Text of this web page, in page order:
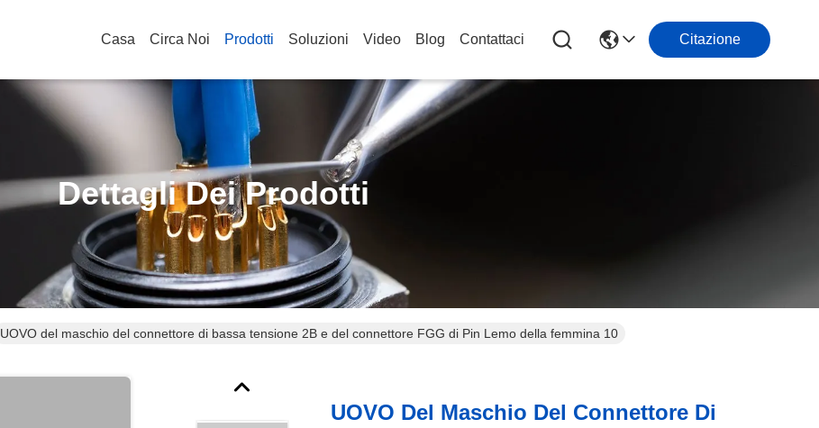
Casa Circa Noi Prodotti Soluzioni Video Blog Contattaci Citazione
Dettagli Dei Prodotti
UOVO del maschio del connettore di bassa tensione 2B e del connettore FGG di Pin Lemo della femmina 10
UOVO Del Maschio Del Connettore Di